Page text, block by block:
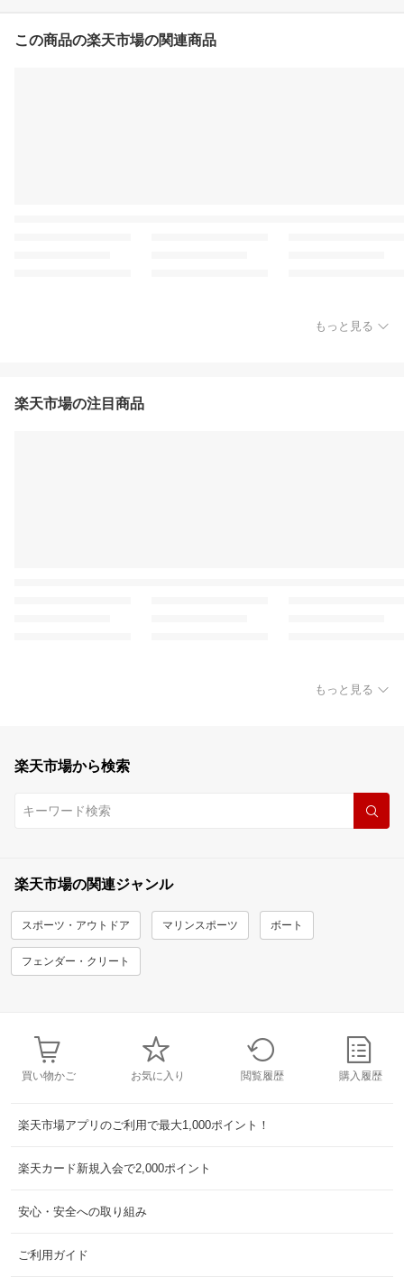
この商品の楽天市場の関連商品
もっと見る
楽天市場の注目商品
もっと見る
楽天市場から検索
楽天市場の関連ジャンル
スポーツ・アウトドア マリンスポーツ ボート
フェンダー・クリート
買い物かご お気に入り 閲覧履歴 購入履歴
楽天市場アプリのご利用で最大1,000ポイント！
楽天カード新規入会で2,000ポイント
安心・安全への取り組み
ご利用ガイド